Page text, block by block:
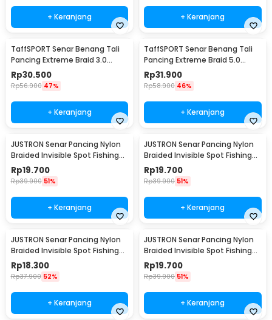
+ Keranjang + Keranjang
TaffSPORT Senar Benang Tali
Pancing Extreme Braid 3.0
300M - FM-PEL
Rp30.500
Rp56.900 47%
+ Keranjang
TaffSPORT Senar Benang Tali
Pancing Extreme Braid 5.0
300M - FM-PEL
Rp31.900
Rp58.900 46%
+ Keranjang
JUSTRON Senar Pancing Nylon
Braided Invisible Spot Fishing
Line 500M 0.6 - DPLS
Rp19.700
Rp39.900 51%
+ Keranjang
JUSTRON Senar Pancing Nylon
Braided Invisible Spot Fishing
Line 500M 0.4 - DPLS
Rp19.700
Rp39.900 51%
+ Keranjang
JUSTRON Senar Pancing Nylon
Braided Invisible Spot Fishing
Line 500M 1.2 - DPLS
Rp18.300
Rp37.900 52%
+ Keranjang
JUSTRON Senar Pancing Nylon
Braided Invisible Spot Fishing
Line 500M 1.0 - DPLS
Rp19.700
Rp39.900 51%
+ Keranjang